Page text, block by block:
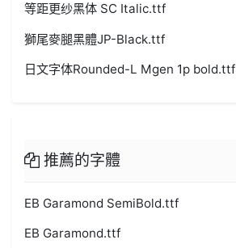
等距更纱黑体 SC Italic.ttf
獅尾麥腿黑體JP-Black.ttf
日文字体Rounded-L Mgen 1p bold.ttf
推薦的字體
EB Garamond SemiBold.ttf
EB Garamond.ttf